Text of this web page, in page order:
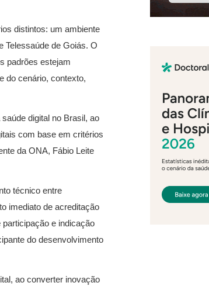
distintos: um ambiente
Telessaúde de Goiás. O
padrões estejam
do cenário, contexto,
digital no Brasil, ao
com base em critérios
da ONA, Fábio Leite
técnico entre
imediato de acreditação
e indicação
do desenvolvimento
ao converter inovação